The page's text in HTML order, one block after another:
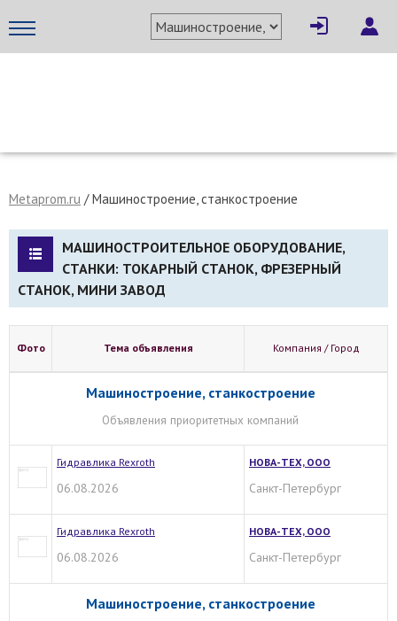
Metaprom.ru / Машиностроение, станкостроение
МАШИНОСТРОИТЕЛЬНОЕ ОБОРУДОВАНИЕ,
СТАНКИ: ТОКАРНЫЙ СТАНОК, ФРЕЗЕРНЫЙ
СТАНОК, МИНИ ЗАВОД
Фото Тема объявления Компания / Город
Машиностроение, станкостроение
Объявления приоритетных компаний
Гидравлика Rexroth
06.08.2026
НОВА-ТЕХ, ООО
Санкт-Петербург
Гидравлика Rexroth
06.08.2026
НОВА-ТЕХ, ООО
Санкт-Петербург
Машиностроение, станкостроение